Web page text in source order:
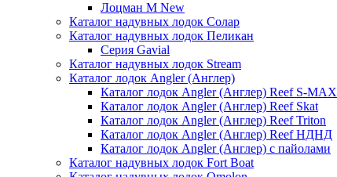
Лоцман М New
Каталог надувных лодок Солар
Каталог надувных лодок Пеликан
Серия Gavial
Каталог надувных лодок Stream
Каталог лодок Angler (Англер)
Каталог лодок Angler (Англер) Reef S-MAX
Каталог лодок Angler (Англер) Reef Skat
Каталог лодок Angler (Англер) Reef Triton
Каталог лодок Angler (Англер) Reef НДНД
Каталог лодок Angler (Англер) с пайолами
Каталог надувных лодок Fort Boat